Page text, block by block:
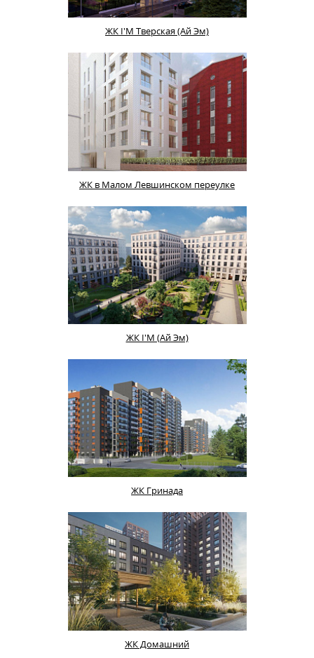
ЖК I'M Тверская (Ай Эм)
ЖК в Малом Левшинском переулке
ЖК I'M (Ай Эм)
ЖК Гринада
ЖК Домашний